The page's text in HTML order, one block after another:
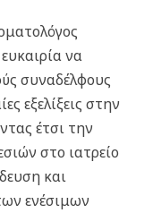
να
συναδέλφους
εξελίξεις στην
έτσι την
στο ιατρείο
και
ενέσιμων